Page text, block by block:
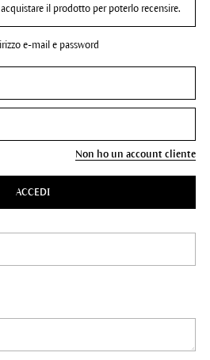
il prodotto per poterlo recensire.
e-mail e password
Non ho un account cliente
ACCEDI